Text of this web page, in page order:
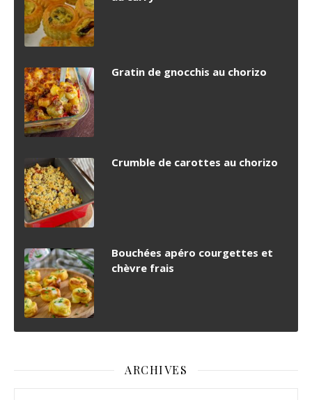
Gratin de gnocchis au chorizo
Crumble de carottes au chorizo
Bouchées apéro courgettes et
chèvre frais
ARCHIVES